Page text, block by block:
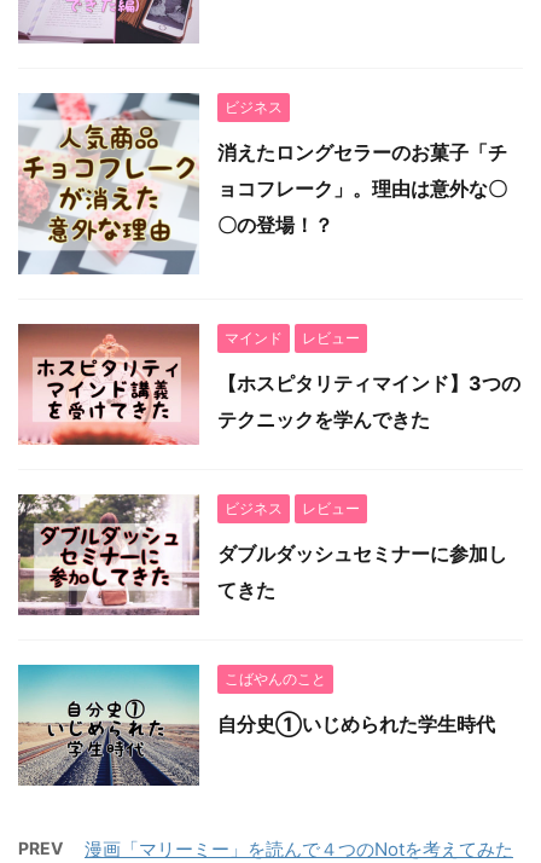
ビジネス
消えたロングセラーのお菓子「チ
ョコフレーク」。理由は意外な〇
〇の登場！？
マインド レビュー
【ホスピタリティマインド】3つの
テクニックを学んできた
ビジネス レビュー
ダブルダッシュセミナーに参加し
てきた
こばやんのこと
自分史①いじめられた学生時代
PREV 漫画「マリーミー」を読んで４つのNotを考えてみた